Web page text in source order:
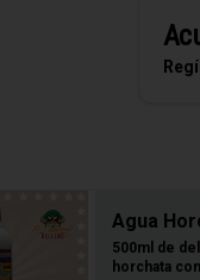
Agua
500ml de
horchata